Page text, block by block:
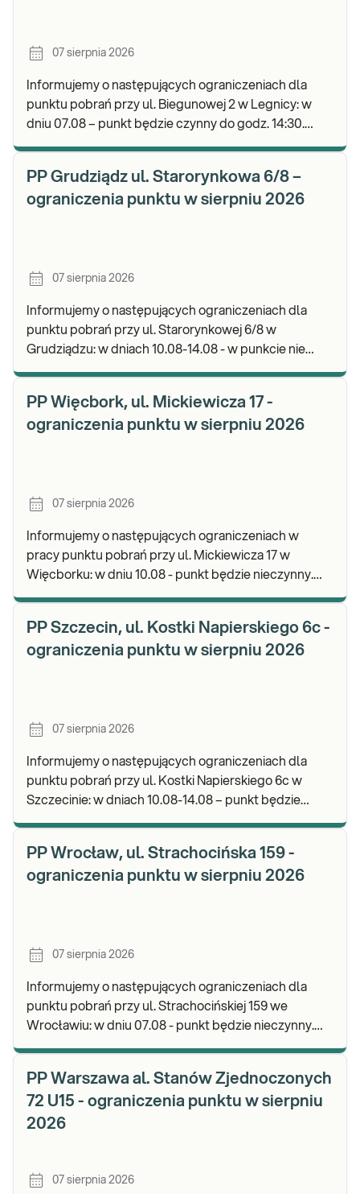
07 sierpnia 2026
Informujemy o następujących ograniczeniach dla
punktu pobrań przy ul. Biegunowej 2 w Legnicy: w
dniu 07.08 – punkt będzie czynny do godz. 14:30.
PP Grudziądz ul. Starorynkowa 6/8 –
ograniczenia punktu w sierpniu 2026
07 sierpnia 2026
Informujemy o następujących ograniczeniach dla
punktu pobrań przy ul. Starorynkowej 6/8 w
Grudziądzu: w dniach 10.08-14.08 - w punkcie nie
PP Więcbork, ul. Mickiewicza 17 -
ograniczenia punktu w sierpniu 2026
07 sierpnia 2026
Informujemy o następujących ograniczeniach w
pracy punktu pobrań przy ul. Mickiewicza 17 w
Więcborku: w dniu 10.08 - punkt będzie nieczynny.
PP Szczecin, ul. Kostki Napierskiego 6c -
ograniczenia punktu w sierpniu 2026
07 sierpnia 2026
Informujemy o następujących ograniczeniach dla
punktu pobrań przy ul. Kostki Napierskiego 6c w
Szczecinie: w dniach 10.08-14.08 – punkt będzie
PP Wrocław, ul. Strachocińska 159 -
ograniczenia punktu w sierpniu 2026
07 sierpnia 2026
Informujemy o następujących ograniczeniach dla
punktu pobrań przy ul. Strachocińskiej 159 we
Wrocławiu: w dniu 07.08 - punkt będzie nieczynny.
PP Warszawa al. Stanów Zjednoczonych
72 U15 - ograniczenia punktu w sierpniu
2026
07 sierpnia 2026